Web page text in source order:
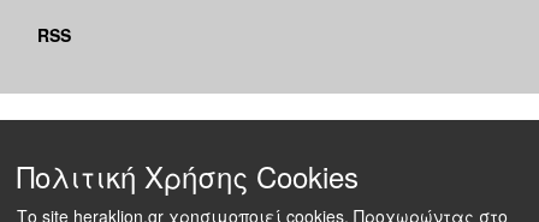
RSS
Πολιτική Χρήσης Cookies
Το site heraklion.gr χρησιμοποιεί cookies. Προχωρώντας στο